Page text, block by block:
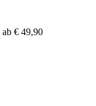
ab € 49,90